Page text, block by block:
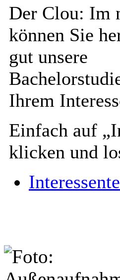
Der Clou: Im
können Sie
gut unsere
Ihrem
Einfach auf
klicken und